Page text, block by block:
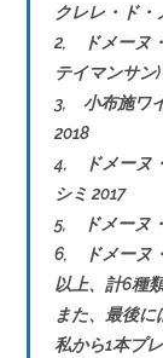
クレレ・ド・
2, ドメーヌ
テイマンサ
3, 小布施ワ
2018
4, ドメーヌ
シミ 2017
5, ドメーヌ
6, ドメーヌ
以上、計6種
また、最後
私から1本プ